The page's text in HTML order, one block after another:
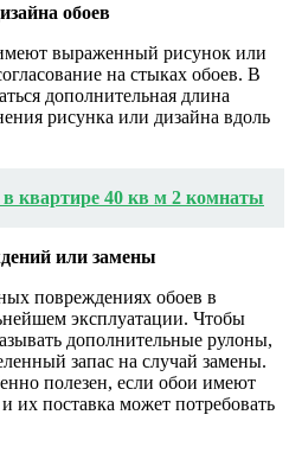
обоев
выраженный рисунок или
на стыках обоев. В
дополнительная длина
рисунка или дизайна вдоль
квартире 40 кв м 2 комнаты
или замены
повреждениях обоев в
эксплуатации. Чтобы
дополнительные рулоны,
запас на случай замены.
полезен, если обои имеют
их поставка может потребовать